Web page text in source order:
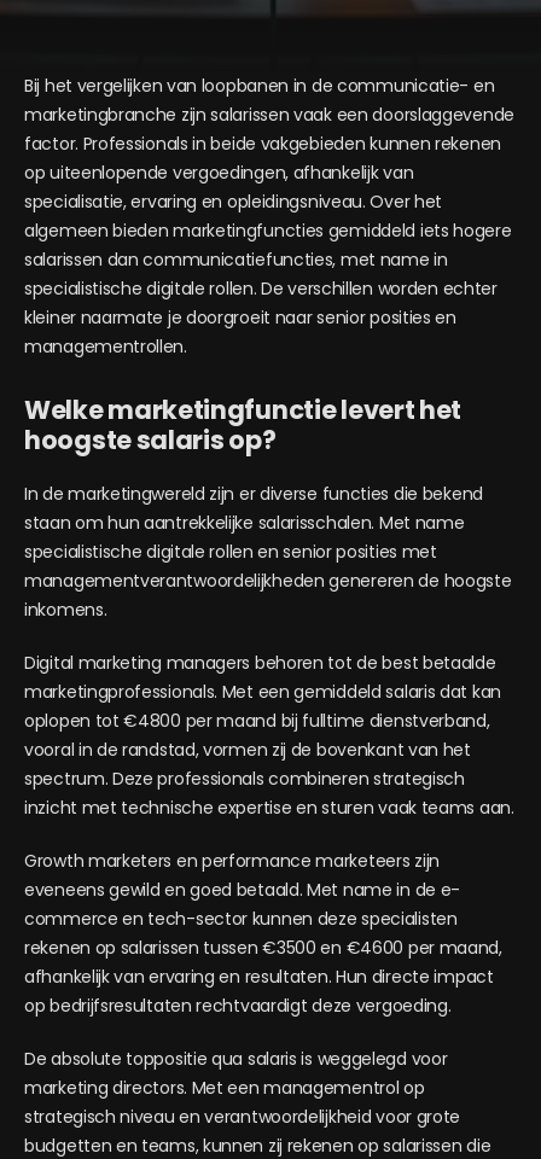
Bij het vergelijken van loopbanen in de communicatie- en
marketingbranche zijn salarissen vaak een doorslaggevende
factor. Professionals in beide vakgebieden kunnen rekenen
op uiteenlopende vergoedingen, afhankelijk van
specialisatie, ervaring en opleidingsniveau. Over het
algemeen bieden marketingfuncties gemiddeld iets hogere
salarissen dan communicatiefuncties, met name in
specialistische digitale rollen. De verschillen worden echter
kleiner naarmate je doorgroeit naar senior posities en
managementrollen.
Welke marketingfunctie levert het
hoogste salaris op?
In de marketingwereld zijn er diverse functies die bekend
staan om hun aantrekkelijke salarisschalen. Met name
specialistische digitale rollen en senior posities met
managementverantwoordelijkheden genereren de hoogste
inkomens.
Digital marketing managers behoren tot de best betaalde
marketingprofessionals. Met een gemiddeld salaris dat kan
oplopen tot €4800 per maand bij fulltime dienstverband,
vooral in de randstad, vormen zij de bovenkant van het
spectrum. Deze professionals combineren strategisch
inzicht met technische expertise en sturen vaak teams aan.
Growth marketers en performance marketeers zijn
eveneens gewild en goed betaald. Met name in de e-
commerce en tech-sector kunnen deze specialisten
rekenen op salarissen tussen €3500 en €4600 per maand,
afhankelijk van ervaring en resultaten. Hun directe impact
op bedrijfsresultaten rechtvaardigt deze vergoeding.
De absolute toppositie qua salaris is weggelegd voor
marketing directors. Met een managementrol op
strategisch niveau en verantwoordelijkheid voor grote
budgetten en teams, kunnen zij rekenen op salarissen die